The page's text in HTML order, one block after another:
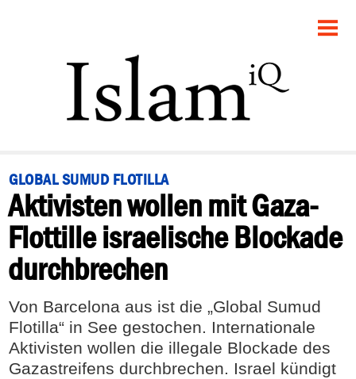
POLITIK
PANORAMA
RECHT
FEUILLETON
DEBATTE
GLOBAL SUMUD FLOTILLA
Aktivisten wollen mit Gaza-
Flottille israelische Blockade
durchbrechen
Von Barcelona aus ist die „Global Sumud
Flotilla“ in See gestochen. Internationale
Aktivisten wollen die illegale Blockade des
Gazastreifens durchbrechen. Israel kündigt